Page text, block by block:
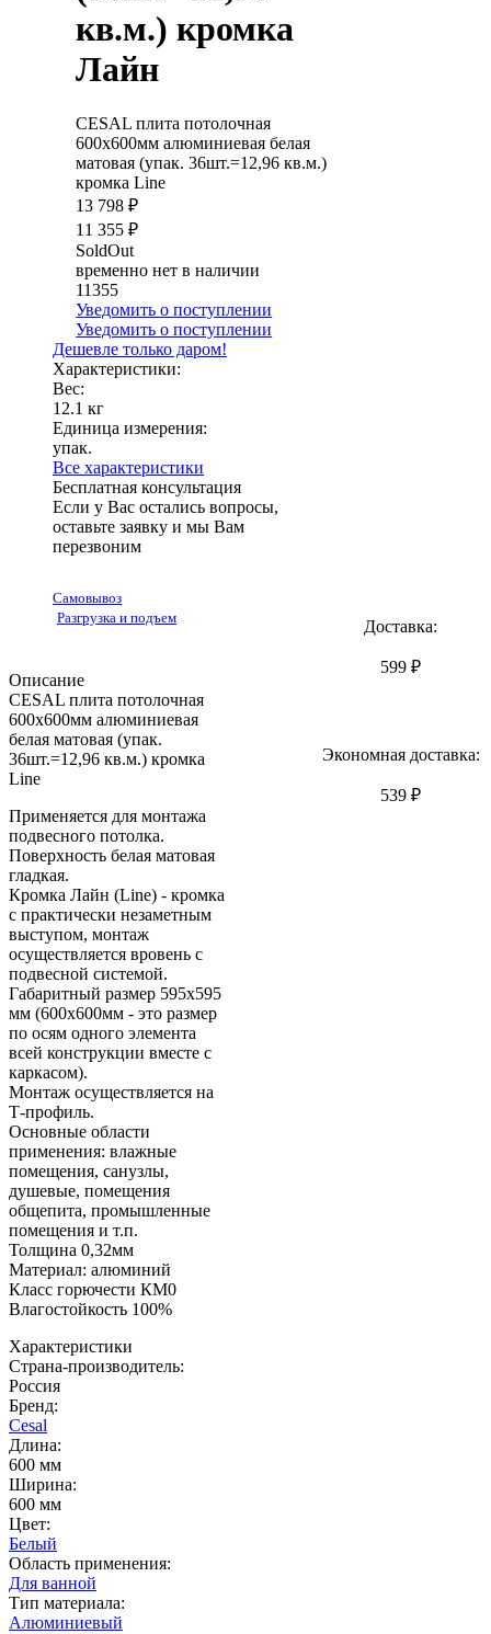
кв.м.) кромка
Лайн
CESAL плита потолочная
600х600мм алюминиевая белая
матовая (упак. 36шт.=12,96 кв.м.)
кромка Line
13 798 ₽
11 355 ₽
SoldOut
временно нет в наличии
11355
Уведомить о поступлении
Уведомить о поступлении
Дешевле только даром!
Характеристики:
Вес:
12.1 кг
Единица измерения:
упак.
Все характеристики
Бесплатная консультация
Если у Вас остались вопросы,
оставьте заявку и мы Вам
перезвоним
Доставка:
599 ₽
Экономная доставка:
539 ₽
Самовывоз
Разгрузка и подъем
Описание
CESAL плита потолочная
600х600мм алюминиевая
белая матовая (упак.
36шт.=12,96 кв.м.) кромка
Line
Применяется для монтажа
подвесного потолка.
Поверхность белая матовая
гладкая.
Кромка Лайн (Line) - кромка
с практически незаметным
выступом, монтаж
осуществляется вровень с
подвесной системой.
Габаритный размер 595х595
мм (600х600мм - это размер
по осям одного элемента
всей конструкции вместе с
каркасом).
Монтаж осуществляется на
Т-профиль.
Основные области
применения: влажные
помещения, санузлы,
душевые, помещения
общепита, промышленные
помещения и т.п.
Толщина 0,32мм
Материал: алюминий
Класс горючести КМ0
Влагостойкость 100%
Характеристики
Страна-производитель:
Россия
Бренд:
Cesal
Длина:
600 мм
Ширина:
600 мм
Цвет:
Белый
Область применения:
Для ванной
Тип материала:
Алюминиевый